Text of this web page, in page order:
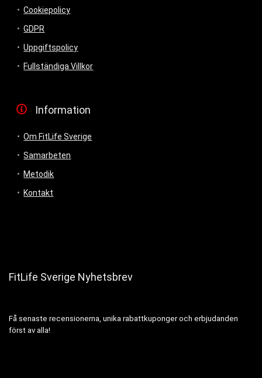
Cookiepolicy
GDPR
Uppgiftspolicy
Fullständiga Villkor
Information
Om FitLife Sverige
Samarbeten
Metodik
Kontakt
FitLife Sverige Nyhetsbrev
Få senaste recensionerna, unika rabattkuponger och erbjudanden
först av alla!